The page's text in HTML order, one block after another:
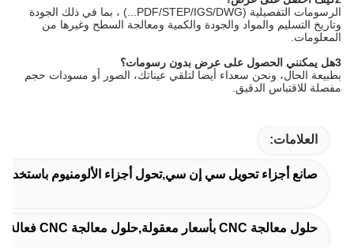
الرسومات التفصيلية (PDF/STEP/IGS/DWG...) ، بما في ذلك الجودة
وتاريخ التسليم والمواد والجودة والكمية ومعالجة السطح وغيرها من
المعلومات.
3هل يمكنني الحصول على عرض بدون رسومات؟
بطبيعة الحال، ونحن سعداء أيضا لتلقي عيناتك، الصور أو مسودات حجم
مفصلة للاقتباس الدقيق.
العلامات:
صانع أجزاء تحويل سي إن سي,تحول أجزاء الألومنيوم
حلول معالجة CNC بأسعار معقولة,حلول معالجة CNC فعالة من حيث التكلفة,حلول معالجة CNC مناسبة للميزانية